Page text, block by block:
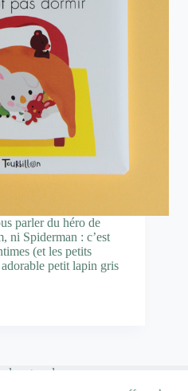
parler du héro de
ni Spiderman : c’est
(et les petits
petit lapin gris
grands…